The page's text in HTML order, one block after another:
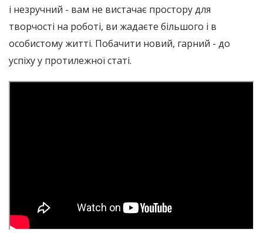
і незручний - вам не вистачає простору для
творчості на роботі, ви жадаєте більшого і в
особистому житті. Побачити новий, гарний - до
успіху у протилежної статі.